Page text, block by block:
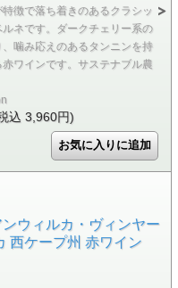
徴で落ち着きのあるクラシッ
ネです。ダークチェリー系の
噛み応えのあるタンニンを持
ワインです。サステナブル農
込 3,960円)
ウィルカ・ヴィンヤー
西ケープ州 赤ワイン